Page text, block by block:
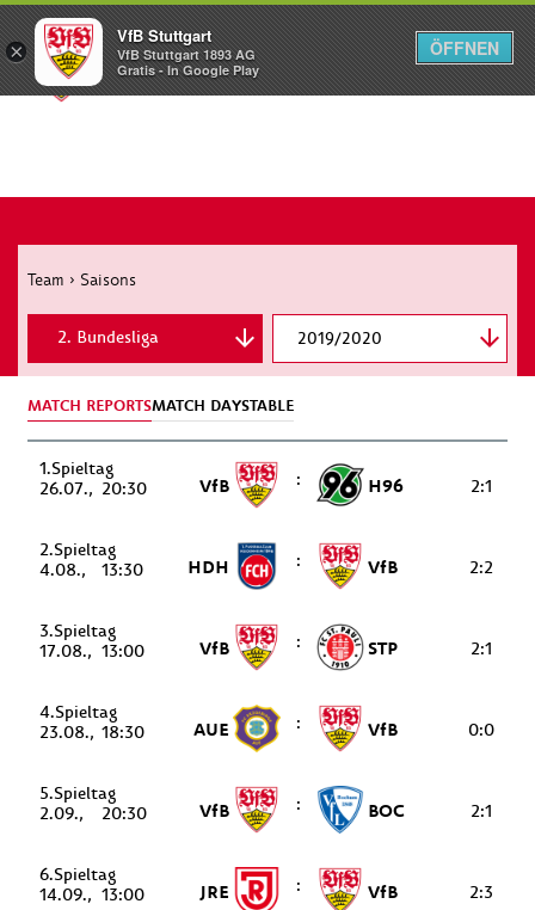
Menü
Team › Saisons
2019/2020
2. Bundesliga
DFB Cup
MATCH REPORTSMATCH DAYSTABLE
1.
26.07.
20:30 VfB : H96 2:1
2.
4.08.
13:30 HDH : VfB 2:2
3.
17.08.
13:00 VfB : STP 2:1
4.
23.08. 18:30 AUE : VfB 0:0
5.
2.09.
20:30 VfB : BOC 2:1
6.
14.09.
13:00 JRE : VfB 2:3
×
VfB Stuttgart
VfB Stuttgart 1893 AG
Gratis - In Google Play
ÖFFNEN